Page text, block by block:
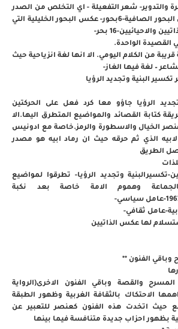
والتدوير- شعر التفعيلة - اي التخلص من الصدر
والعجز كما اعتمدوا على البحور الصافية-6بحور- عكس البحور الخليلية التي
والاحيائيين-16 بحر-
القصيدة الواحدة.
من الكلام اليومي. الا انها لغة انزياحية حيث
– لغة فيها الغاز-
البنية وتجديد الرؤيا
الرؤيا جاؤو معا كرد فعل على الحركتين
كتابة القصائد والمواضيع المتطرق اليها.الا
الخيال والاسطورة والرمز.خاصة مع ادونيس
الذي ثم حرقه حيث ان رماد ابيه هو مصدر
الطريق
تكسيرالبنية وتجديد الرؤيا- تطرقوا لمواضيع
وهموم الامة خاصة بعد نكبة
عامل ثقافي-
لها عكس الذاتيين
والقصة وباقي الفنون الاخرى(الرواية
الاحتكاك بالثقافة الغربية وظهور الطبقة
حيث اتخدت هذه الفنون كعنصر للتعبير عن
احزاب جديدة متنافسة فيما بينها